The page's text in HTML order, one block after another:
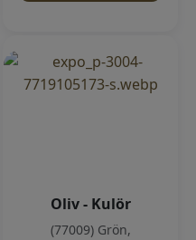
Oliv - Kulör
(77009) Grön,